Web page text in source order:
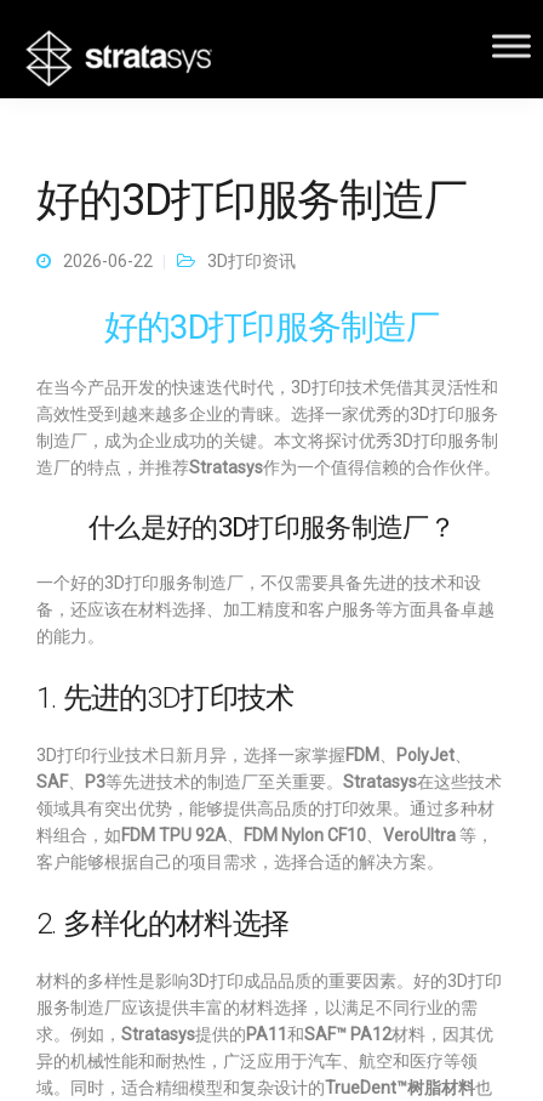
好的3D打印服务制造厂
2026-06-22 3D打印资讯
好的3D打印服务制造厂
在当今产品开发的快速迭代时代，3D打印技术凭借其灵活性和
高效性受到越来越多企业的青睐。选择一家优秀的3D打印服务
制造厂，成为企业成功的关键。本文将探讨优秀3D打印服务制
造厂的特点，并推荐Stratasys作为一个值得信赖的合作伙伴。
什么是好的3D打印服务制造厂？
一个好的3D打印服务制造厂，不仅需要具备先进的技术和设
备，还应该在材料选择、加工精度和客户服务等方面具备卓越
的能力。
1. 先进的3D打印技术
3D打印行业技术日新月异，选择一家掌握FDM PolyJet
SAF、 P3等先进技术的制造厂至关重要。 Stratasys在这些技术
领域具有突出优势，能够提供高品质的打印效果。通过多种材
料组合，如FDM TPU 92A FDM Nylon CF10 VeroUltra等，
客户能够根据自己的项目需求，选择合适的解决方案。
2. 多样化的材料选择
材料的多样性是影响3D打印成品品质的重要因素。好的3D打印
服务制造厂应该提供丰富的材料选择，以满足不同行业的需
求。例如， Stratasys提供的PA11 和SAF™ PA12材料，因其优
异的机械性能和耐热性，广泛应用于汽车、航空和医疗等领
域。同时，适合精细模型和复杂设计的TrueDent™树脂材料也